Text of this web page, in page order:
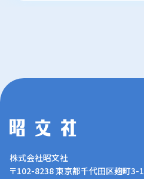
株式会社昭文社
〒102-8238 東京都千代田区麹町3-1